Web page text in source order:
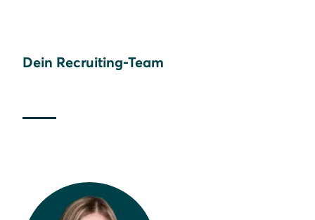
Dein Recruiting-Team